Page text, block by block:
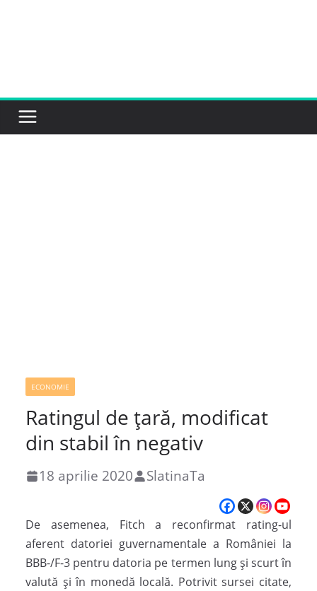
ECONOMIE
Ratingul de țară, modificat
din stabil în negativ
18 aprilie 2020 SlatinaTa
De asemenea, Fitch a reconfirmat rating-ul
aferent datoriei guvernamentale a României la
BBB-/F-3 pentru datoria pe termen lung şi scurt în
valută şi în monedă locală. Potrivit sursei citate,